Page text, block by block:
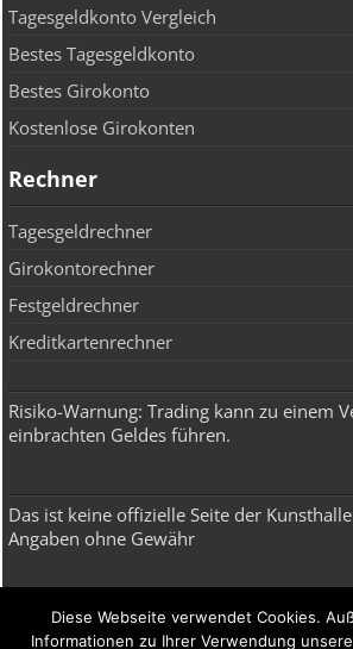
Tagesgeldkonto Vergleich
Bestes Tagesgeldkonto
Bestes Girokonto
Kostenlose Girokonten
Rechner
Tagesgeldrechner
Girokontorechner
Festgeldrechner
Kreditkartenrechner
Risiko-Warnung: Trading kann zu einem
einbrachten Geldes führen.
Das ist keine offizielle Seite der
Angaben ohne Gewähr
Diese Webseite verwendet Cookies.
Informationen zu Ihrer Verwendung